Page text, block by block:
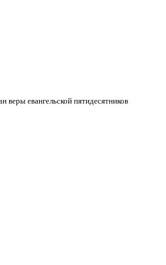
веры евангельской пятидесятников